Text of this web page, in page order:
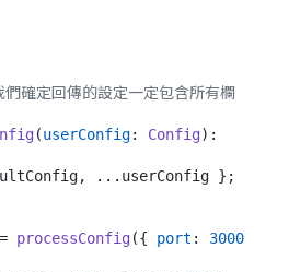
確定回傳的設定一定包含所有欄
(userConfig: Config
...userConfig };
processConfig({ port : 3000